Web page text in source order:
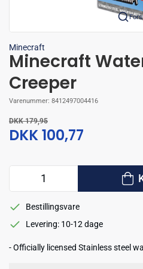
Minecraft
Minecraft
Creeper
Varenummer: 8412497004416
DKK 179,95
DKK 100,77
Bestillingsvare
Levering: 10-12 dage
- Officially licensed Stainless steel